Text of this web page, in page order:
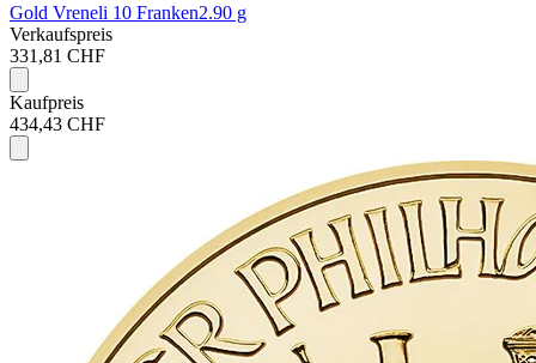
Gold Vreneli 10 Franken2.90 g
Verkaufspreis
331,81 CHF
Kaufpreis
434,43 CHF